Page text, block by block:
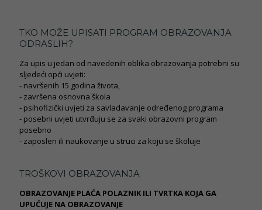
TKO MOŽE UPISATI PROGRAM OBRAZOVANJA
ODRASLIH?
Za upis u jedan od navedenih oblika obrazovanja potrebni su
sljedeći opći uvjeti:
- navršenih 15 godina života,
- završena osnovna škola
- psihofizički uvjeti za savladavanje određenog programa
- posebni uvjeti utvrđuju se za svaki obrazovni program
posebno
- zaposlen ili naukovanje u struci za koju se školuje
TROŠKOVI OBRAZOVANJA
OBRAZOVANJE PLAĆA POLAZNIK ILI TVRTKA KOJA GA
UPUĆUJE NA OBRAZOVANJE